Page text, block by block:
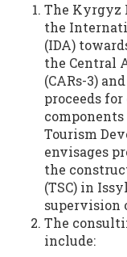
The Kyrgyz
the
(IDA)
the Central
(CARs-3)
proceeds
Tourism
envisages
the
(TSC) in
supervision
The
include: